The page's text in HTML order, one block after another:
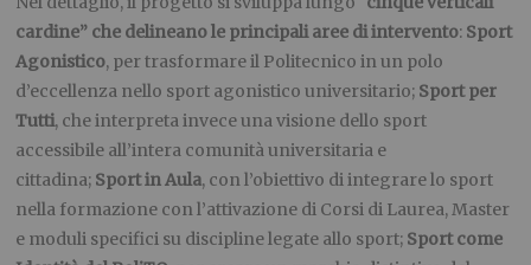
cardine” che delineano le principali aree di intervento: Sport
Agonistico, per trasformare il Politecnico in un polo
d’eccellenza nello sport agonistico universitario; Sport per
Tutti, che interpreta invece una visione dello sport
accessibile all’intera comunità universitaria e
cittadina; Sport in Aula, con l’obiettivo di integrare lo sport
nella formazione con l’attivazione di Corsi di Laurea, Master
e moduli specifici su discipline legate allo sport; Sport come